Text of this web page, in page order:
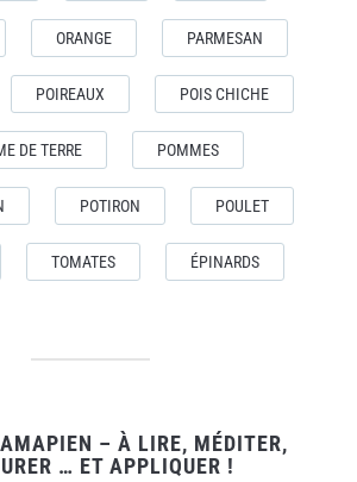
ORANGE PARMESAN
POIREAUX POIS CHICHE
DE TERRE POMMES
POTIRON POULET
TOMATES ÉPINARDS
– À LIRE, MÉDITER,
… ET APPLIQUER !